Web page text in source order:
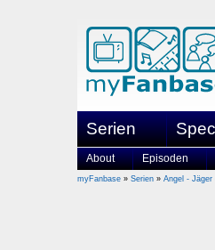
Serien
About Episoden
myFanbase » Serien » Angel -